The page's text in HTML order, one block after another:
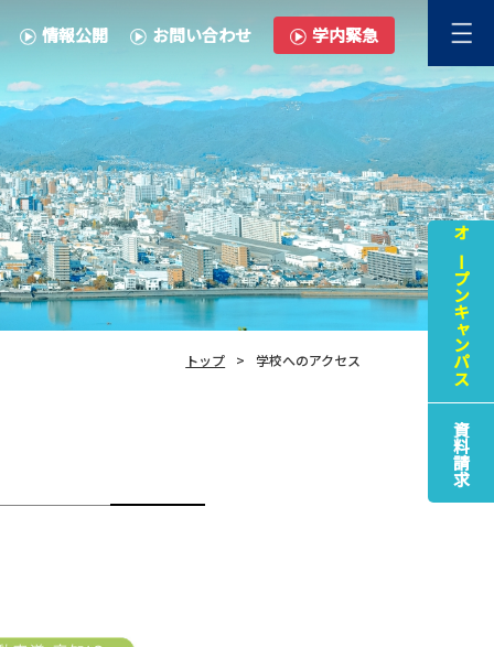
情報公開 お問い合わせ 学内緊急
トップ 学校へのアクセス オープンキャンパス
資料請求